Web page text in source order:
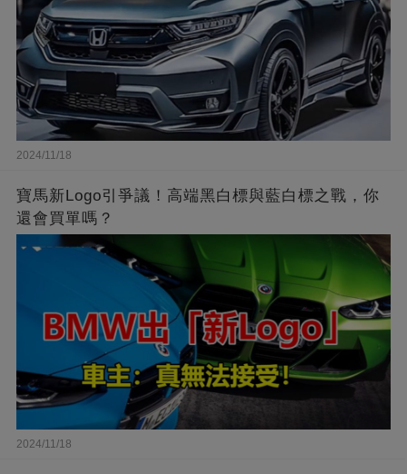
2024/11/18
寶馬新Logo引爭議！高端黑白標與藍白標之戰，你
還會買單嗎？
2024/11/18